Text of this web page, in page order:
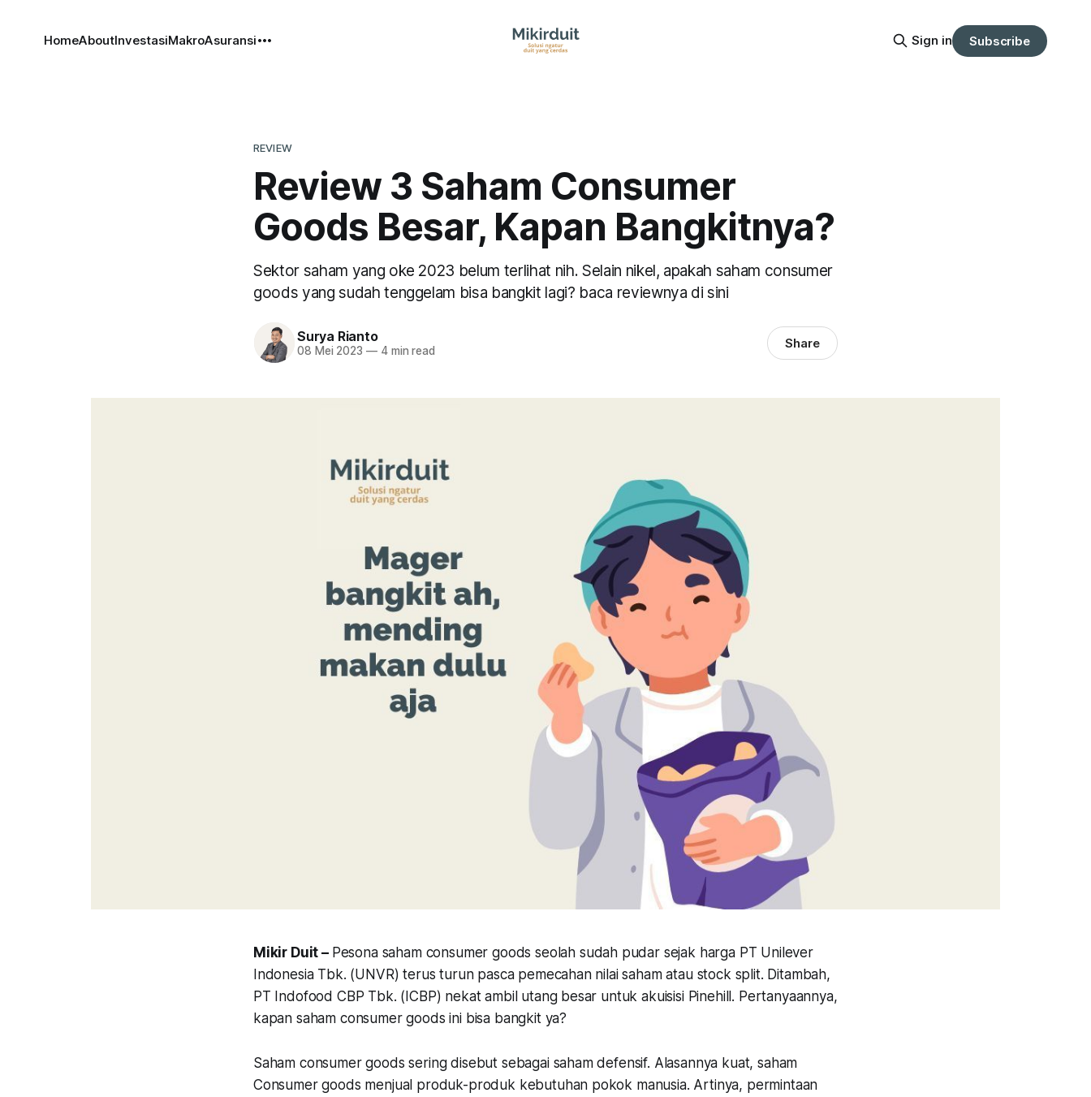
HomeAboutInvestasiMakroAsuransi Sign in Subscribe
REVIEW
Review 3 Saham Consumer
Goods Besar, Kapan Bangkitnya?
Sektor saham yang oke 2023 belum terlihat nih. Selain nikel, apakah saham consumer
goods yang sudah tenggelam bisa bangkit lagi? baca reviewnya di sini
Surya Rianto
08 Mei 2023 —4 min read Share
Mikir Duit – Pesona saham consumer goods seolah sudah pudar sejak harga PT Unilever
Indonesia Tbk. (UNVR) terus turun pasca pemecahan nilai saham atau stock split. Ditambah,
PT Indofood CBP Tbk. (ICBP) nekat ambil utang besar untuk akuisisi Pinehill. Pertanyaannya,
kapan saham consumer goods ini bisa bangkit ya?
Saham consumer goods sering disebut sebagai saham defensif. Alasannya kuat, saham
Consumer goods menjual produk-produk kebutuhan pokok manusia. Artinya, permintaan